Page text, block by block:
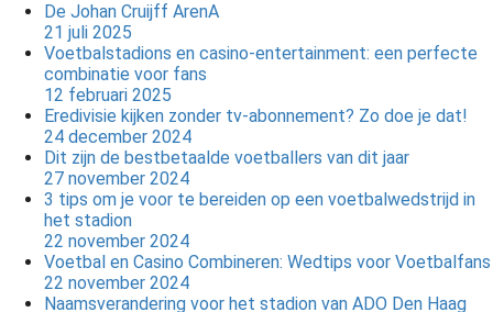
De Johan Cruijff ArenA
21 juli 2025
Voetbalstadions en casino-entertainment: een perfecte
combinatie voor fans
12 februari 2025
Eredivisie kijken zonder tv-abonnement? Zo doe je dat!
24 december 2024
Dit zijn de bestbetaalde voetballers van dit jaar
27 november 2024
3 tips om je voor te bereiden op een voetbalwedstrijd in
het stadion
22 november 2024
Voetbal en Casino Combineren: Wedtips voor Voetbalfans
22 november 2024
Naamsverandering voor het stadion van ADO Den Haag